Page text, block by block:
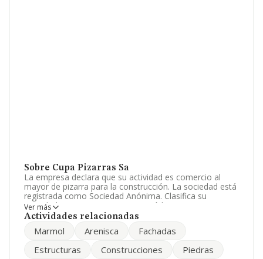
Sobre Cupa Pizarras Sa
La empresa declara que su actividad es comercio al
mayor de pizarra para la construcción. La sociedad está
registrada como Sociedad Anónima. Clasifica su
actividad CNAE como '%cnae%', código 4683. La
compañía es exportadora.
Respecto a la posición de la empresa según los niveles
facilita la siguiente información: ha perdido hasta 2
Ver más
Actividades relacionadas
Marmol Arenisca
Fachadas
Estructuras
Construcciones
Piedras